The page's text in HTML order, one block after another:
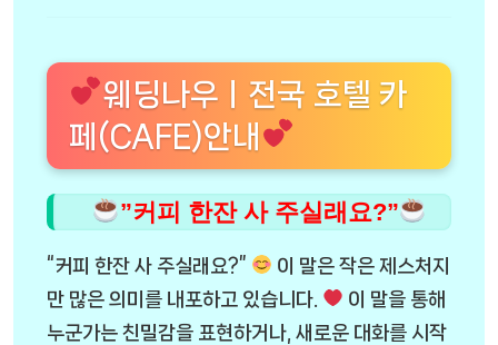
웨딩나우ㅣ전국 호텔 카
페(CAFE)안내
”커피 한잔 사 주실래요?”
“커피 한잔 사 주실래요?”
이 말은 작은 제스처지
만 많은 의미를 내포하고 있습니다.
이 말을 통해
누군가는 친밀감을 표현하거나, 새로운 대화를 시작